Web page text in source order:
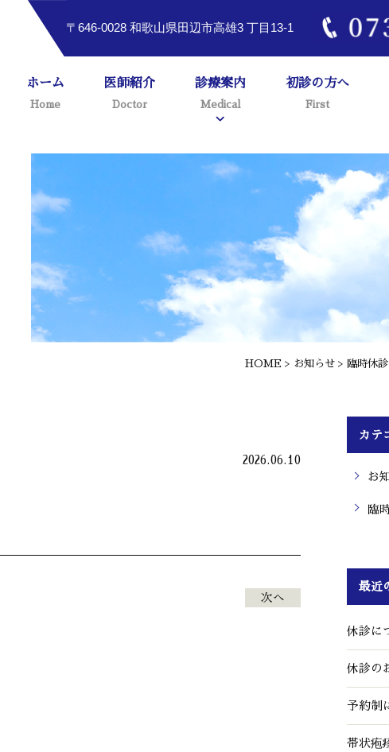
〒646-0028 和歌山県田辺市高雄3 丁目13-1
ホーム
Home
医師紹介
Doctor
診療案内
Medical
初診の方へ
First
HOME > お知らせ > 臨時休診
2026.06.10
次へ
カテ
お
臨
最近
休診に
休診の
予約制
帯状疱